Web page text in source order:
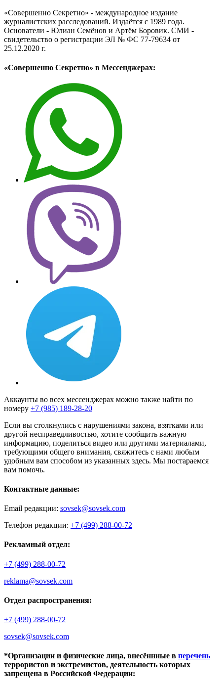
«Совершенно Секретно» - международное издание
журналистских расследований. Издаётся с 1989 года.
Основатели - Юлиан Семёнов и Артём Боровик. CМИ -
свидетельство о регистрации ЭЛ № ФС 77-79634 от
25.12.2020 г.
«Совершенно Секретно» в Мессенджерах:
Аккаунты во всех мессенджерах можно также найти по
номеру +7 (985) 189-28-20
Если вы столкнулись с нарушениями закона, взятками или
другой несправедливостью, хотите сообщить важную
информацию, поделиться видео или другими материалами,
требующими общего внимания, свяжитесь с нами любым
удобным вам способом из указанных здесь. Мы постараемся
вам помочь.
Контактные данные:
Email редакции: sovsek@sovsek.com
Телефон редакции: +7 (499) 288-00-72
Рекламный отдел:
+7 (499) 288-00-72
reklama@sovsek.com
Отдел распространения:
+7 (499) 288-00-72
sovsek@sovsek.com
*Организации и физические лица, внесённные в перечень
террористов и экстремистов, деятельность которых
запрещена в Российской Федерации: